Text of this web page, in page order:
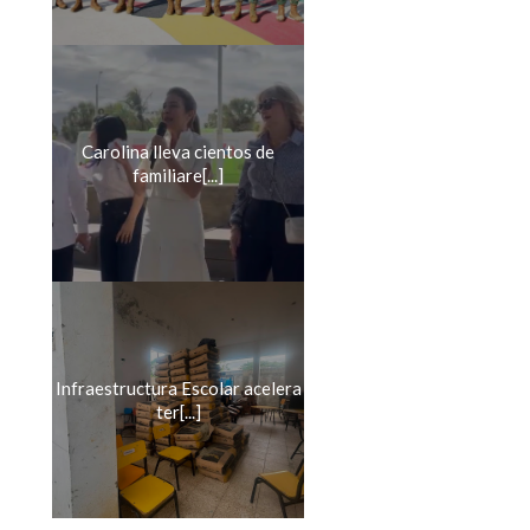
Carolina lleva cientos de
familiare[...]
Infraestructura Escolar acelera
ter[...]